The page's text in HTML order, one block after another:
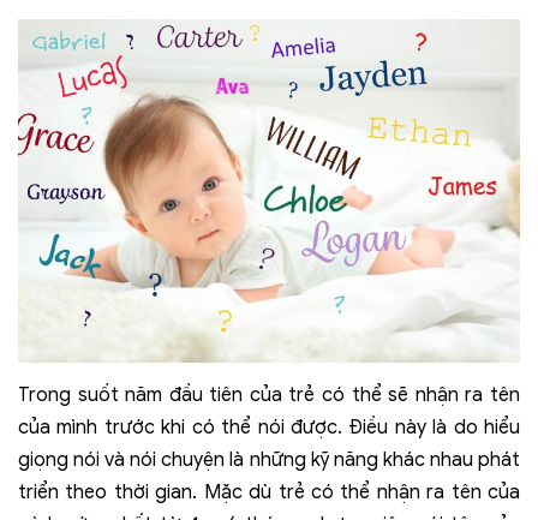
Trong suốt năm đầu tiên của trẻ có thể sẽ nhận ra tên
của mình trước khi có thể nói được. Điều này là do hiểu
giọng nói và nói chuyện là những kỹ năng khác nhau phát
triển theo thời gian. Mặc dù trẻ có thể nhận ra tên của